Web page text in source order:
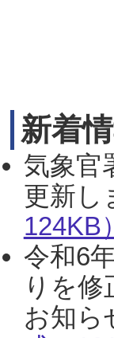
新着
気象官
更新し
124KB）
令和6
りを
お知ら